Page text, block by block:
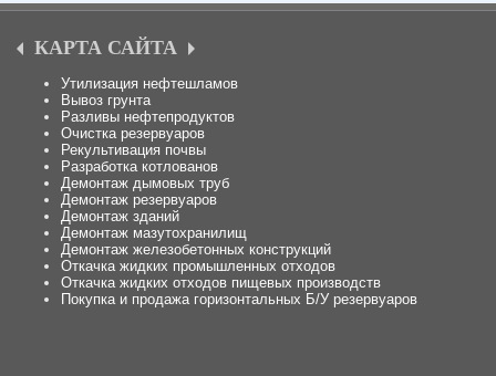
КАРТА САЙТА
Утилизация нефтешламов
Вывоз грунта
Разливы нефтепродуктов
Очистка резервуаров
Рекультивация почвы
Разработка котлованов
Демонтаж дымовых труб
Демонтаж резервуаров
Демонтаж зданий
Демонтаж мазутохранилищ
Демонтаж железобетонных конструкций
Откачка жидких промышленных отходов
Откачка жидких отходов пищевых производств
Покупка и продажа горизонтальных Б/У резервуаров